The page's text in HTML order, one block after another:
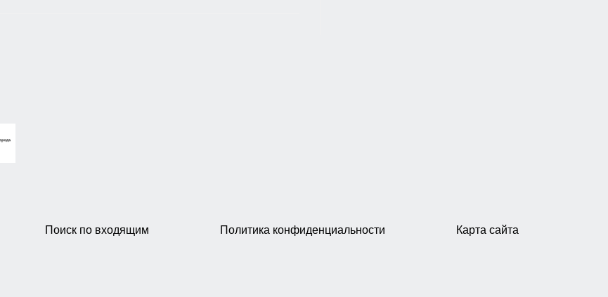
Поиск по входящим Политика конфиденциальности Карта сайта